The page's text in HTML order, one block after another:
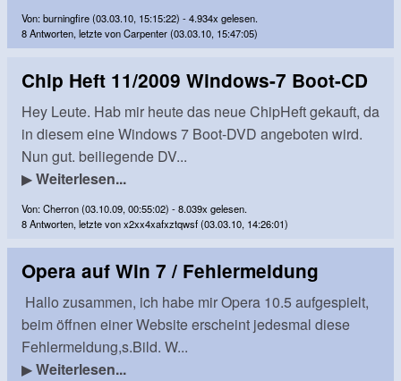
Von: burningfire (03.03.10, 15:15:22) - 4.934x gelesen.
8 Antworten, letzte von Carpenter (03.03.10, 15:47:05)
Chip Heft 11/2009 Windows-7 Boot-CD
Hey Leute. Hab mir heute das neue ChipHeft gekauft, da
in diesem eine Windows 7 Boot-DVD angeboten wird.
Nun gut. beiliegende DV...
▶Weiterlesen...
Von: Cherron (03.10.09, 00:55:02) - 8.039x gelesen.
8 Antworten, letzte von x2xx4xafxztqwsf (03.03.10, 14:26:01)
Opera auf Win 7 / Fehlermeldung
Hallo zusammen, ich habe mir Opera 10.5 aufgespielt,
beim öffnen einer Website erscheint jedesmal diese
Fehlermeldung,s.Bild. W...
▶Weiterlesen...